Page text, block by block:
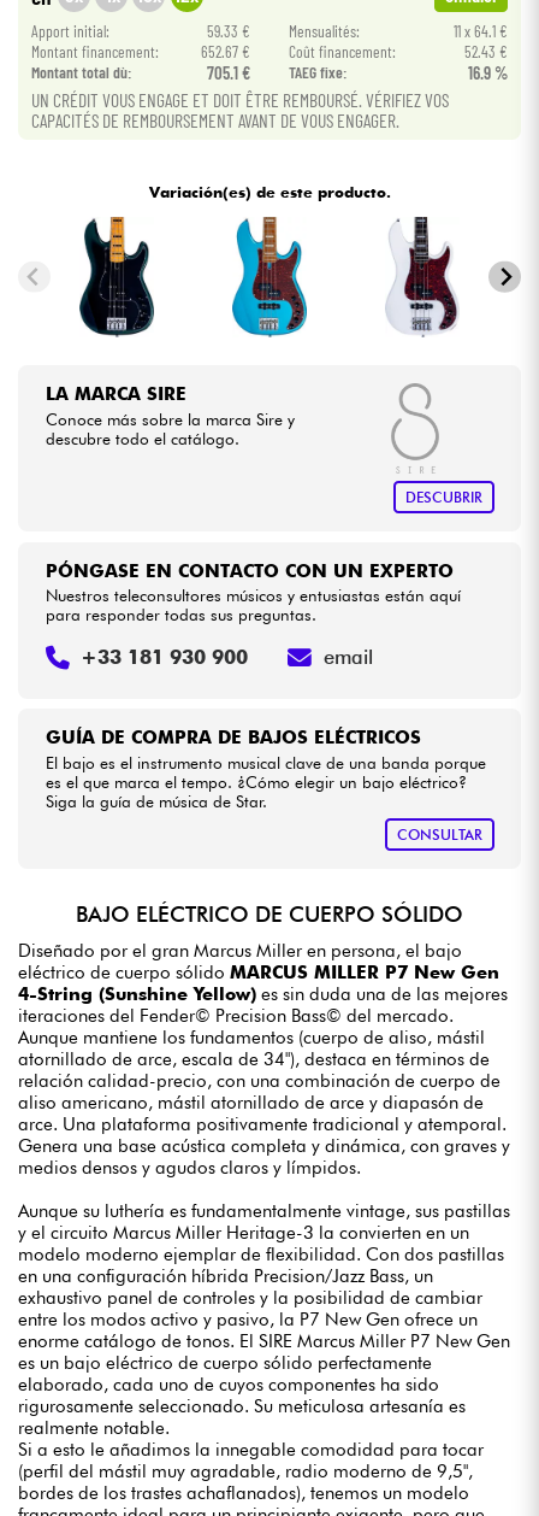
HiFi
Bundle
Apport initial: 59.33 € Mensualités:
11 x 64.1 €
Montant financement:
652.67 € Coût financement:
52.43 €
Montant total dù:
705.1 € TAEG fixe: 16.9 %
UN CRÉDIT VOUS ENGAGE ET DOIT ÊTRE REMBOURSÉ. VÉRIFIEZ VOS
CAPACITÉS DE REMBOURSEMENT AVANT DE VOUS ENGAGER.
Variación(es) de este producto.
LA MARCA SIRE
Conoce más sobre la marca Sire y
descubre todo el catálogo.
DESCUBRIR
GUÍA DE COMPRA DE BAJOS ELÉCTRICOS
El bajo es el instrumento musical clave de una banda porque
es el que marca el tempo. ¿Cómo elegir un bajo eléctrico?
Siga la guía de música de Star.
CONSULTAR
PÓNGASE EN CONTACTO CON UN EXPERTO
Nuestros teleconsultores músicos y entusiastas están aquí
para responder todas sus preguntas.
+33 181 930 900 email
BAJO ELÉCTRICO DE CUERPO SÓLIDO
Diseñado por el gran Marcus Miller en persona, el bajo
eléctrico de cuerpo sólido MARCUS MILLER P7 New Gen
4-String (Sunshine Yellow) es sin duda una de las mejores
iteraciones del Fender© Precision Bass© del mercado.
Aunque mantiene los fundamentos (cuerpo de aliso, mástil
atornillado de arce, escala de 34"), destaca en términos de
relación calidad-precio, con una combinación de cuerpo de
aliso americano, mástil atornillado de arce y diapasón de
arce. Una plataforma positivamente tradicional y atemporal.
Genera una base acústica completa y dinámica, con graves y
medios densos y agudos claros y límpidos.
Aunque su luthería es fundamentalmente vintage, sus pastillas
y el circuito Marcus Miller Heritage-3 la convierten en un
modelo moderno ejemplar de flexibilidad. Con dos pastillas
en una configuración híbrida Precision/Jazz Bass, un
exhaustivo panel de controles y la posibilidad de cambiar
entre los modos activo y pasivo, la P7 New Gen ofrece un
enorme catálogo de tonos. El SIRE Marcus Miller P7 New Gen
es un bajo eléctrico de cuerpo sólido perfectamente
elaborado, cada uno de cuyos componentes ha sido
rigurosamente seleccionado. Su meticulosa artesanía es
realmente notable.
Si a esto le añadimos la innegable comodidad para tocar
(perfil del mástil muy agradable, radio moderno de 9,5",
bordes de los trastes achaflanados), tenemos un modelo